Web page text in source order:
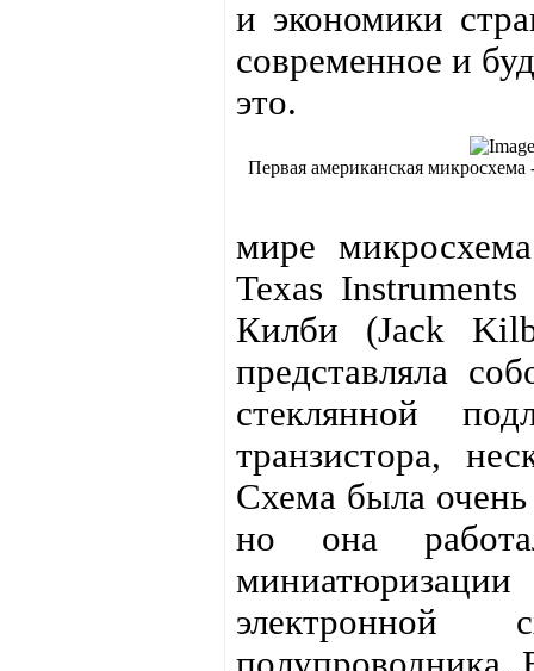
и экономики
современное и
это.
Первая американская микросхема
мире
Texas
Килби (Jack
представляла
стеклянной
транзистора,
Схема была
но она
миниатюризации